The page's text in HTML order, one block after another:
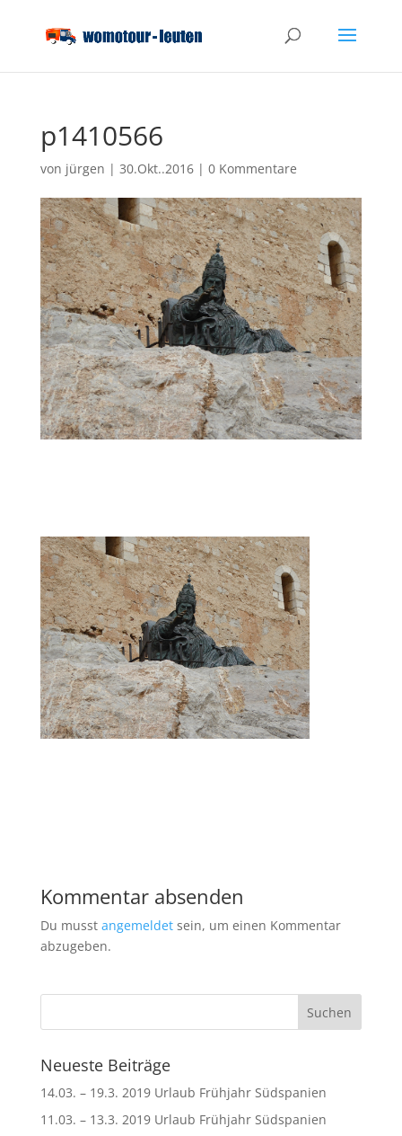
p1410566
von jürgen | 30.Okt..2016| 0 Kommentare
Kommentar absenden
Du musst angemeldetsein, um einen Kommentar
abzugeben.
Neueste Beiträge
14.03. – 19.3. 2019 Urlaub Frühjahr Südspanien
11.03. – 13.3. 2019 Urlaub Frühjahr Südspanien